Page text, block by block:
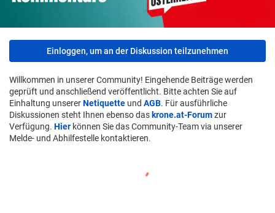
Einloggen, um an der Diskussion teilzunehmen
Willkommen in unserer Community! Eingehende Beiträge werden
geprüft und anschließend veröffentlicht. Bitte achten Sie auf
Einhaltung unsererNetiquette und AGB. Für ausführliche
Diskussionen steht Ihnen ebenso das krone.at-Forumzur
Verfügung. Hier können Sie das Community-Team via unserer
Melde- und Abhilfestelle kontaktieren.